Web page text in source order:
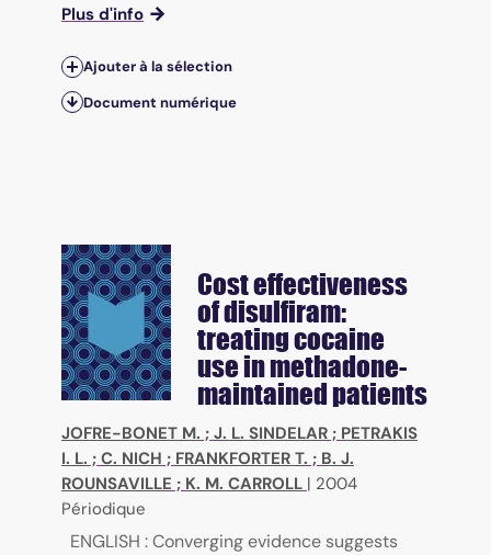
Plus d'info
Ajouter à la sélection
Document numérique
Cost effectiveness
of disulfiram:
treating cocaine
use in methadone-
maintained patients
JOFRE-BONET M. ; J. L. SINDELAR ; PETRAKIS
I. L. ; C. NICH ; FRANKFORTER T. ; B. J.
ROUNSAVILLE ; K. M. CARROLL | 2004
Périodique
ENGLISH : Converging evidence suggests